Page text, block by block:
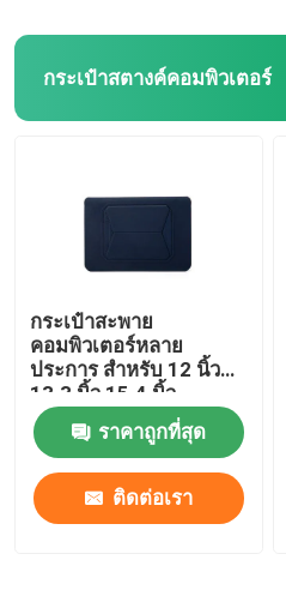
กระเป๋าสตางค์คอมพิวเตอร์
กระเป๋าสะพาย
คอมพิวเตอร์หลาย
ประการ สําหรับ 12 นิ้ว
13.3 นิ้ว 15.4 นิ้ว
ราคาถูกที่สุด
ติดต่อเรา